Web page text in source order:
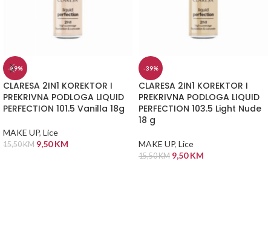
-39%
CLARESA 2IN1 KOREKTOR I
PREKRIVNA PODLOGA LIQUID
PERFECTION 101.5 Vanilla 18g
MAKE UP, Lice
15,50KM 9,50KM
-39%
CLARESA 2IN1 KOREKTOR I
PREKRIVNA PODLOGA LIQUID
PERFECTION 103.5 Light Nude
18 g
MAKE UP, Lice
15,50KM 9,50KM